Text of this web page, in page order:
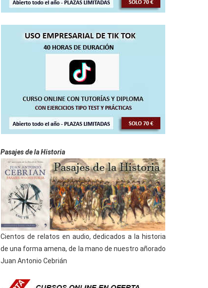
Pasajes de la Historia
Cientos de relatos en audio, dedicados a la historia
de una forma amena, de la mano de nuestro añorado
Juan Antonio Cebrián